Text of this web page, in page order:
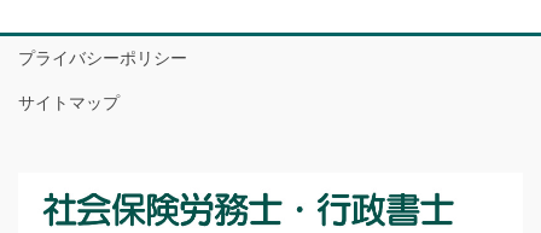
プライバシーポリシー
サイトマップ